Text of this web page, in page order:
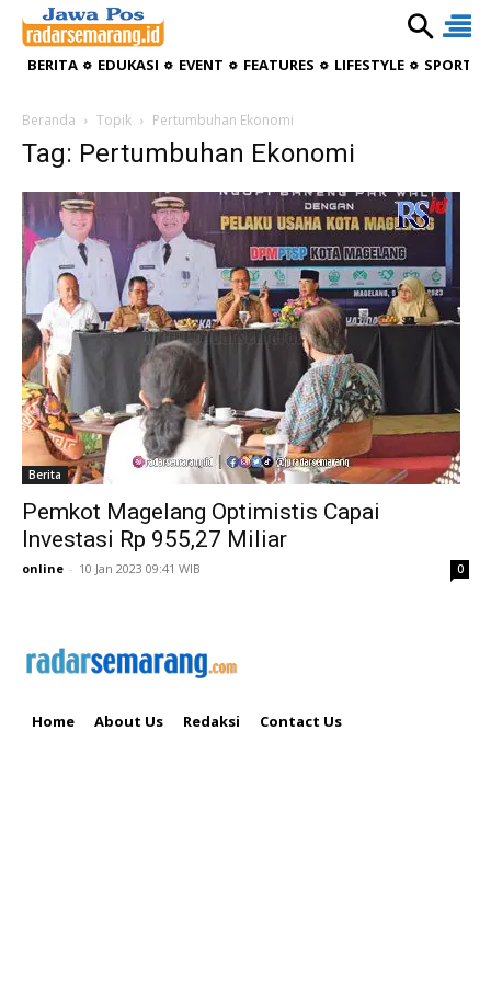
BERITA EDUKASI EVENT FEATURES LIFESTYLE
Beranda Topik Pertumbuhan Ekonomi
Tag: Pertumbuhan Ekonomi
Berita
Pemkot Magelang Optimistis Capai
Investasi Rp 955,27 Miliar
online - 10 Jan 2023 09:41 WIB 0
Home About Us Redaksi Contact Us